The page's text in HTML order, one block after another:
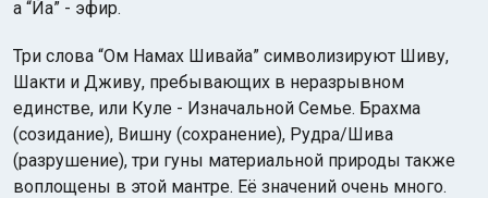
а “Йа” - эфир.
Три слова “Ом Намах Шивайа” символизируют Шиву,
Шакти и Дживу, пребывающих в неразрывном
единстве, или Куле - Изначальной Семье. Брахма
(созидание), Вишну (сохранение), Рудра/Шива
(разрушение), три гуны материальной природы также
воплощены в этой мантре. Её значений очень много.